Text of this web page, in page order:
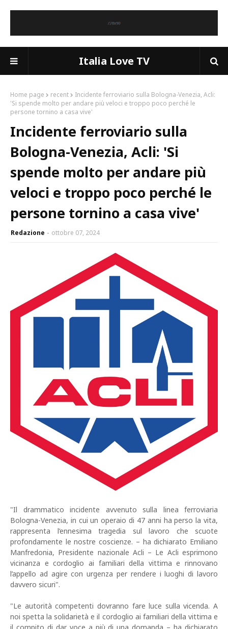
Italia Love TV
Home page recent
Incidente ferroviario sulla Bologna-Venezia, Acli:
'Si spende molto per andare più veloci e troppo poco perché le
persone tornino a casa vive'
Incidente ferroviario sulla
Bologna-Venezia, Acli: 'Si
spende molto per andare più
veloci e troppo poco perché le
persone tornino a casa vive'
Redazione ottobre 07, 2024
"Il drammatico incidente avvenuto sulla linea ferroviaria
Bologna-Venezia, in cui un operaio di 47 anni ha perso la vita,
rappresenta l’ennesima tragedia sul lavoro che scuote
profondamente le nostre coscienze. – ha dichiarato Emiliano
Manfredonia, Presidente nazionale Acli – Le Acli esprimono
vicinanza e cordoglio ai familiari della vittima e rinnovano
l’appello ad agire con urgenza per rendere i luoghi di lavoro
davvero sicuri".
"Le autorità competenti dovranno fare luce sulla vicenda. A
noi spetta la solidarietà e il cordoglio ai familiari della vittima e